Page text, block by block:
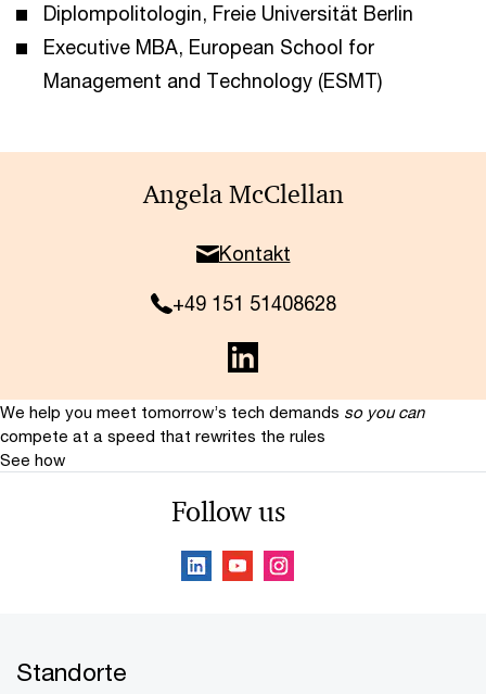
Diplompolitologin, Freie Universität Berlin
Executive MBA, European School for
Management and Technology (ESMT)
Angela McClellan
Kontakt
+49 151 51408628
We help you meet tomorrow’s tech demands so you can
compete at a speed that rewrites the rules
See how
Follow us
Standorte